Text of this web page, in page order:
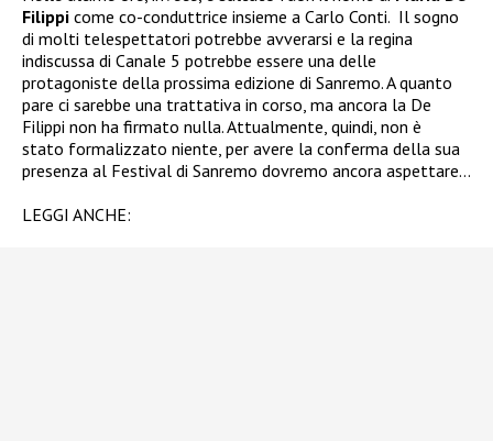
Filippi come co-conduttrice insieme a Carlo Conti. Il sogno
di molti telespettatori potrebbe avverarsi e la regina
indiscussa di Canale 5 potrebbe essere una delle
protagoniste della prossima edizione di Sanremo. A quanto
pare ci sarebbe una trattativa in corso, ma ancora la De
Filippi non ha firmato nulla. Attualmente, quindi, non è
stato formalizzato niente, per avere la conferma della sua
presenza al Festival di Sanremo dovremo ancora aspettare…
LEGGI ANCHE: